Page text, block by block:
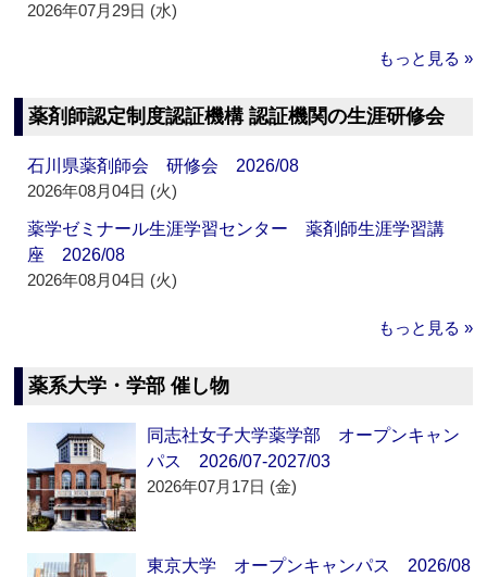
2026年07月29日 (水)
もっと見る »
薬剤師認定制度認証機構 認証機関の生涯研修会
石川県薬剤師会 研修会 2026/08
2026年08月04日 (火)
薬学ゼミナール生涯学習センター 薬剤師生涯学習講
座 2026/08
2026年08月04日 (火)
もっと見る »
薬系大学・学部 催し物
同志社女子大学薬学部 オープンキャン
パス 2026/07-2027/03
2026年07月17日 (金)
東京大学 オープンキャンパス 2026/08